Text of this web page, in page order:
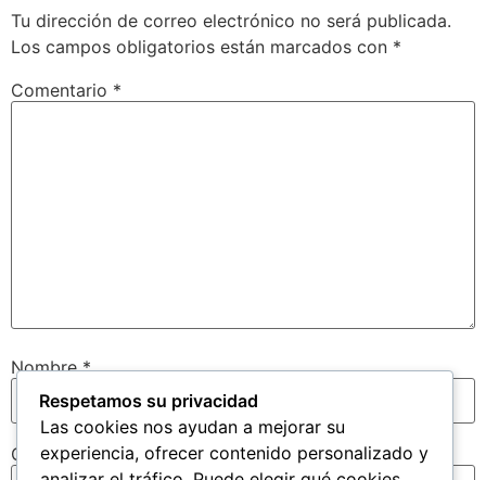
Tu dirección de correo electrónico no será publicada.
Los campos obligatorios están marcados con *
Comentario *
Nombre*
Correo electrónico*
Respetamos su privacidad
Las cookies nos ayudan a mejorar su
experiencia, ofrecer contenido personalizado y